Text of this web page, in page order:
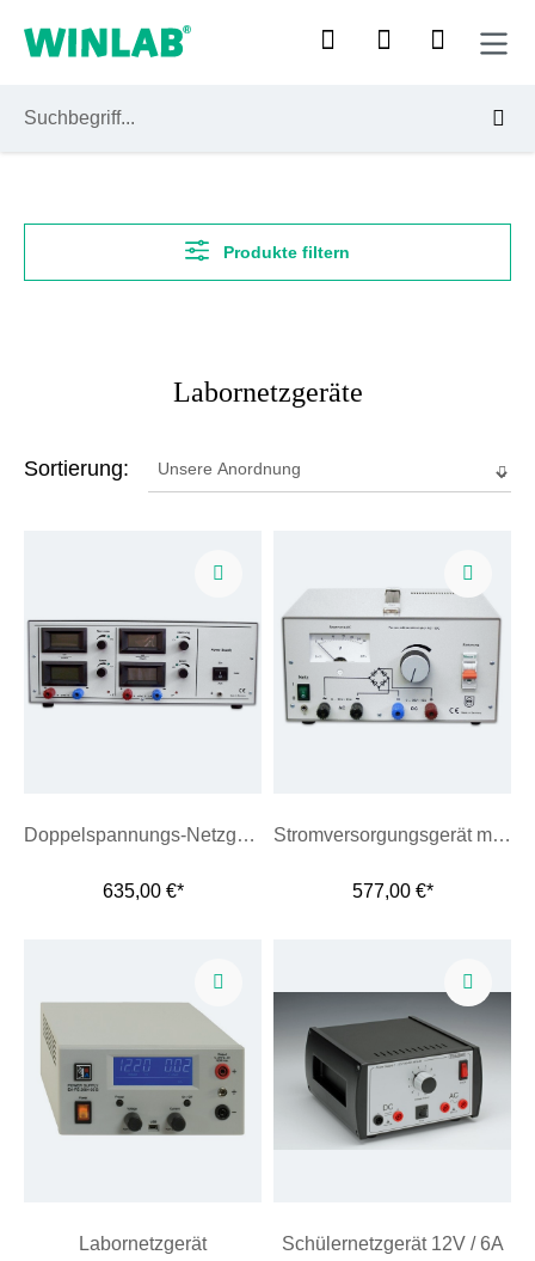
Produkte filtern
Labornetzgeräte
Sortierung:
Doppelspannungs-Netzgerät mit 2 Ausgängen
635,00 €*
Stromversorgungsgerät mit AC / DC-Ausgang
577,00 €*
Labornetzgerät Schülernetzgerät 12V / 6A